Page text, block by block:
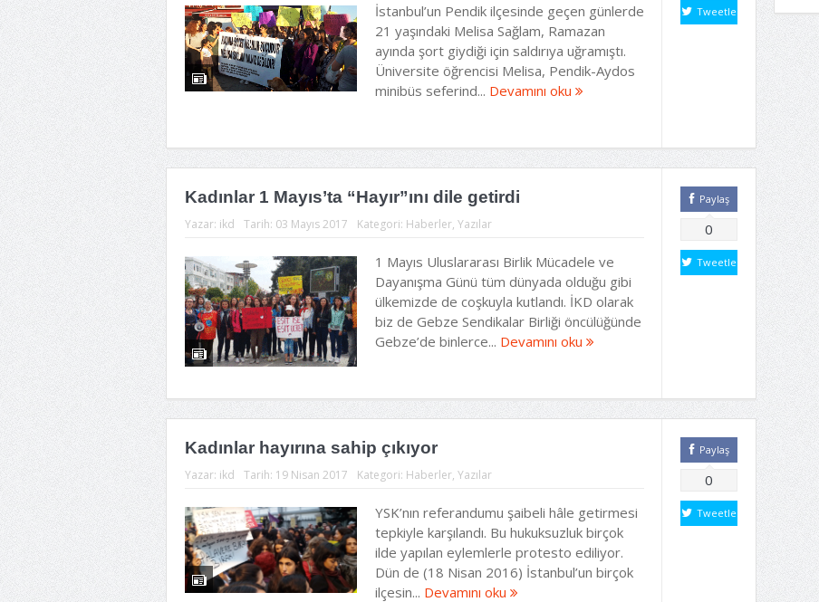
İstanbul’un Pendik ilçesinde geçen günlerde
21 yaşındaki Melisa Sağlam, Ramazan
ayında şort giydiği için saldırıya uğramıştı.
Üniversite öğrencisi Melisa, Pendik-Aydos
minibüs seferind... Devamını oku
Tweetle
Kadınlar 1 Mayıs’ta “Hayır”ını dile getirdi
Yazar: ikd Tarih: 03 Mayıs 2017 Kategori: Haberler, Yazılar
1 Mayıs Uluslararası Birlik Mücadele ve
Dayanışma Günü tüm dünyada olduğu gibi
ülkemizde de coşkuyla kutlandı. İKD olarak
biz de Gebze Sendikalar Birliği öncülüğünde
Gebze’de binlerce... Devamını oku
Paylaş
0
Tweetle
Kadınlar hayırına sahip çıkıyor
Yazar: ikd Tarih: 19 Nisan 2017 Kategori: Haberler, Yazılar
YSK’nın referandumu şaibeli hâle getirmesi
tepkiyle karşılandı. Bu hukuksuzluk birçok
ilde yapılan eylemlerle protesto ediliyor.
Dün de (18 Nisan 2016) İstanbul’un birçok
ilçesin... Devamını oku
Paylaş
0
Tweetle